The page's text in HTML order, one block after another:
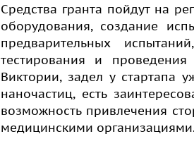
Средства гранта пойдут на
оборудования, создание
предварительных
тестирования и
Виктории, задел у стартапа
наночастиц, есть
возможность привлечения
медицинскими организациями.